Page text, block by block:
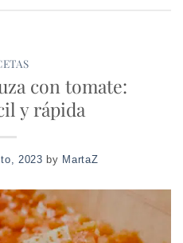
con tomate:
y rápida
2023 by MartaZ